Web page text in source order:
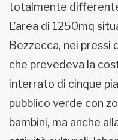
totalmente
L’area di 1250mq
Bezzecca, nei pressi
che prevedeva la
interrato di cinque
pubblico verde con
bambini, ma anche